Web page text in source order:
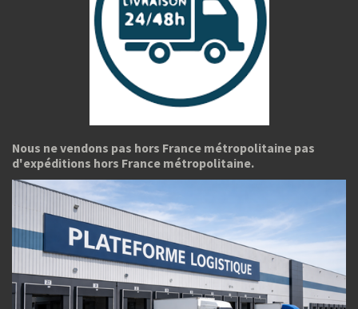
Nous ne vendons pas hors France métropolitaine pas
d'expéditions hors France métropolitaine.